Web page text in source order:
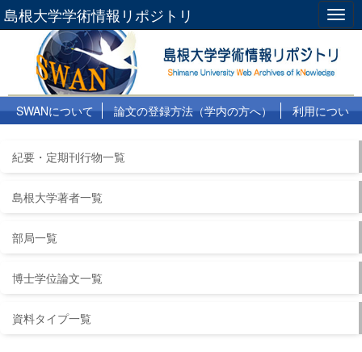
島根大学学術情報リポジトリ
SWANについて 論文の登録方法（学内の方へ）
利用につい
紀要・定期刊行物一覧
島根大学著者一覧
部局一覧
博士学位論文一覧
資料タイプ一覧